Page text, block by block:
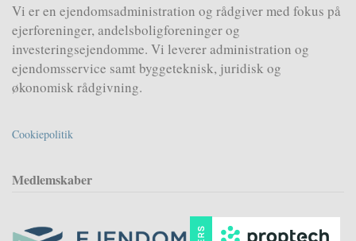
Vi er en ejendomsadministration og rådgiver med fokus på
ejerforeninger, andelsboligforeninger og
investeringsejendomme. Vi leverer administration og
ejendomsservice samt byggeteknisk, juridisk og
økonomisk rådgivning.
Cookiepolitik
Medlemskaber